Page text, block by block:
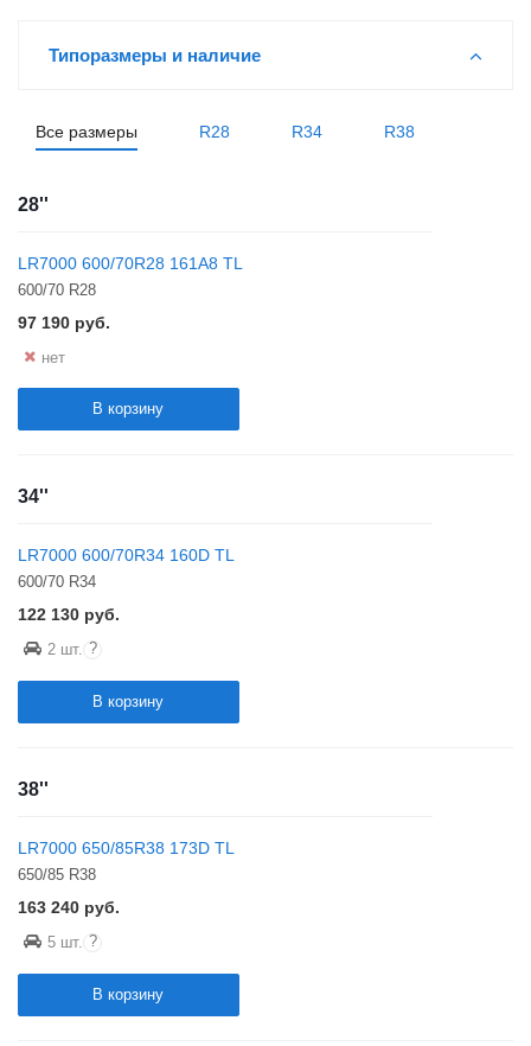
Типоразмеры и наличие
Все размеры R28 R34 R38
28''
LR7000 600/70R28 161A8 TL
600/70 R28
97 190 руб.
нет
В корзину
34''
LR7000 600/70R34 160D TL
600/70 R34
122 130 руб.
2 шт. ?
В корзину
38''
LR7000 650/85R38 173D TL
650/85 R38
163 240 руб.
5 шт. ?
В корзину